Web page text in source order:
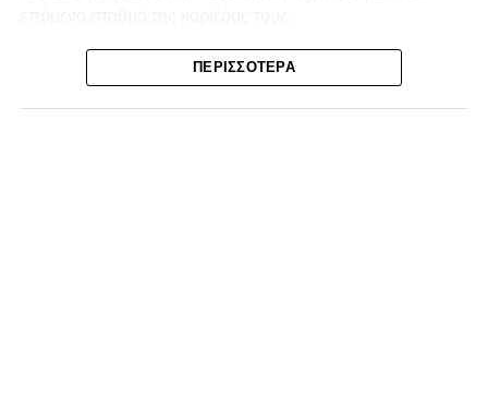
Ο λόγος για τον Βασίλη Τρούμπουλο και τον Χρυσόστομο
Στάγκο, οι οποίοι θα συνεχίσουν μαζί την ποδοσφαιρική
ΠΕΡΙΣΣΌΤΕΡΑ